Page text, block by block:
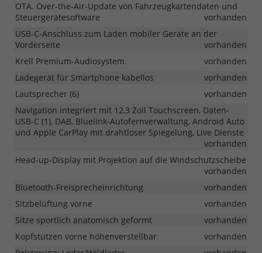
OTA. Over-the-Air-Update von Fahrzeugkartendaten und
Steuergerätesoftware
vorhanden
USB-C-Anschluss zum Laden mobiler Geräte an der
Vorderseite
vorhanden
Krell Premium-Audiosystem
vorhanden
Ladegerät für Smartphone kabellos
vorhanden
Lautsprecher (6)
vorhanden
Navigation integriert mit 12,3 Zoll Touchscreen, Daten-
USB-C (1), DAB, Bluelink-Autofernverwaltung, Android Auto
und Apple CarPlay mit drahtloser Spiegelung, Live Dienste
vorhanden
Head-up-Display mit Projektion auf die Windschutzscheibe
vorhanden
Bluetooth-Freisprecheinrichtung
vorhanden
Sitzbelüftung vorne
vorhanden
Sitze sportlich anatomisch geformt
vorhanden
Kopfstützen vorne höhenverstellbar
vorhanden